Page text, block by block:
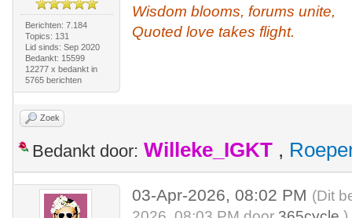
Berichten: 7.184
Topics: 131
Lid sinds: Sep 2020
Bedankt: 15599
12277 x bedankt in
5765 berichten
Wisdom blooms, forums unite,
Quoted love takes flight.
Zoek
Bedankt door: Willeke_IGKT ,
03-Apr-2026, 08:02 PM (Dit